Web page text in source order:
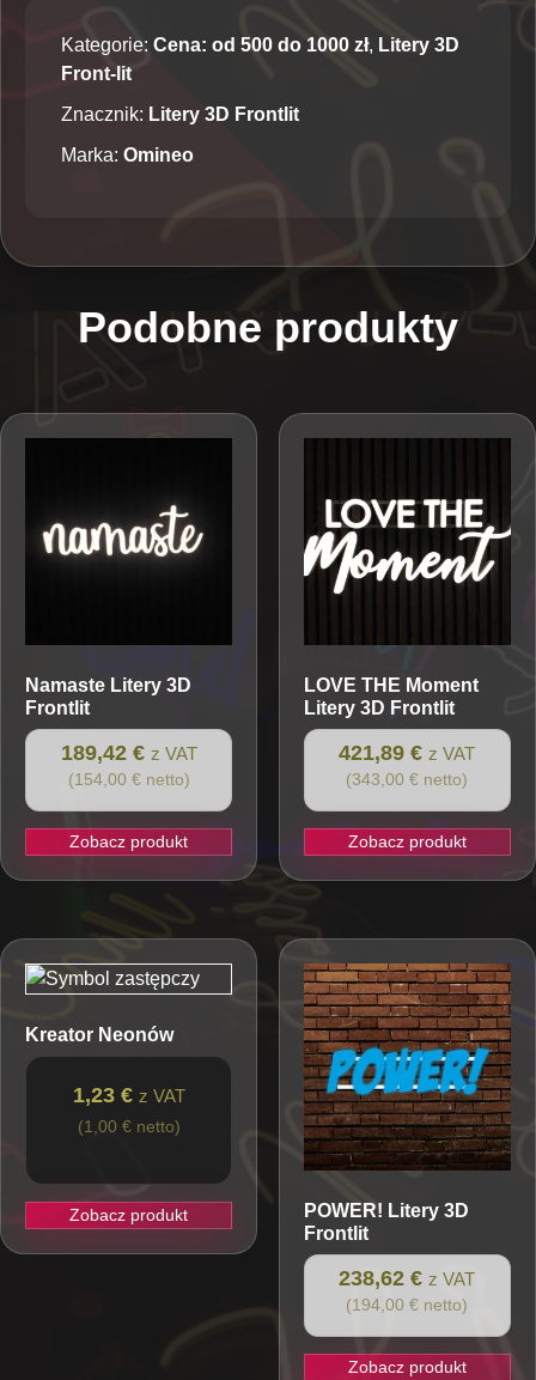
Kategorie: Cena: od 500 do 1000 zł, Litery 3D
Front-lit
Znacznik: Litery 3D Frontlit
Marka: Omineo
Podobne produkty
Namaste Litery 3D
Frontlit
189,42 € z VAT
(154,00 € netto)
Zobacz produkt
LOVE THE Moment
Litery 3D Frontlit
421,89 € z VAT
(343,00 € netto)
Zobacz produkt
Kreator Neonów
1,23 € z VAT
(1,00 € netto)
Zobacz produkt POWER! Litery 3D
Frontlit
238,62 € z VAT
(194,00 € netto)
Zobacz produkt